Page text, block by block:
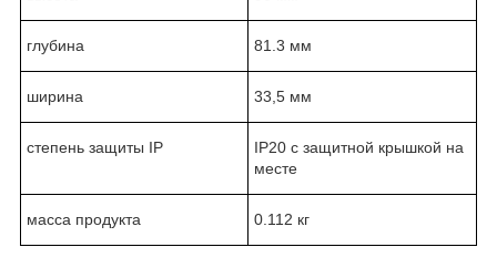
глубина 81.3 мм
ширина 33,5 мм
степень защиты IP
IP20 с защитной крышкой на
месте
масса продукта 0.112 кг